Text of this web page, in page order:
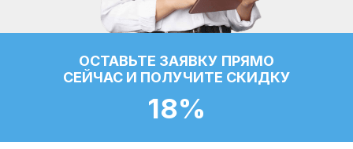
ОСТАВЬТЕ ЗАЯВКУ ПРЯМО
СЕЙЧАС И ПОЛУЧИТЕ СКИДКУ
18%